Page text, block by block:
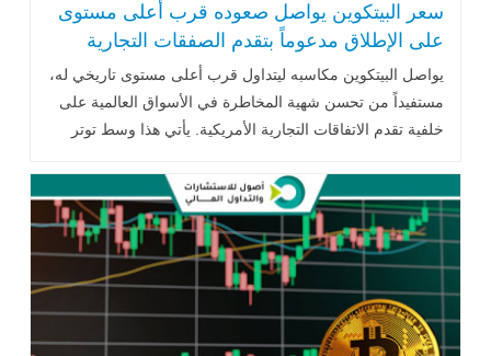
سعر البيتكوين يواصل صعوده قرب أعلى مستوى
على الإطلاق مدعوماً بتقدم الصفقات التجارية
الأمريكية
يواصل البيتكوين مكاسبه ليتداول قرب أعلى مستوى تاريخي له،
مستفيداً من تحسن شهية المخاطرة في الأسواق العالمية على
خلفية تقدم الاتفاقات التجارية الأمريكية. يأتي هذا وسط توتر